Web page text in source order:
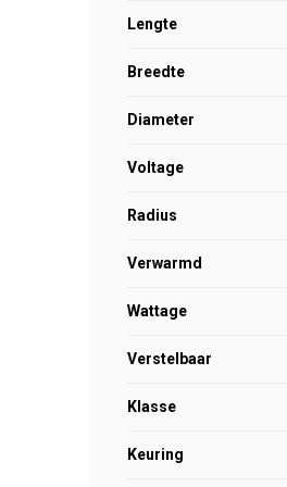
Lengte
Breedte
Diameter
Voltage
Radius
Verwarmd
Wattage
Verstelbaar
Klasse
Keuring